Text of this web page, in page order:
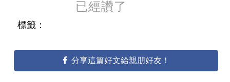
已經讚了
標籤：
分享這篇好文給親朋好友！